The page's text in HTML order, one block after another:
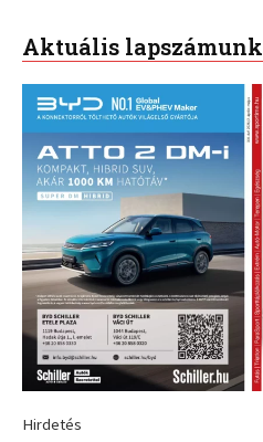
Aktuális lapszámunk
Hirdetés